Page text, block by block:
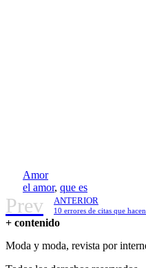
Amor
el amor, que es
Prev ANTERIOR
10 errores de citas que
+ contenido
Moda y moda, revista por